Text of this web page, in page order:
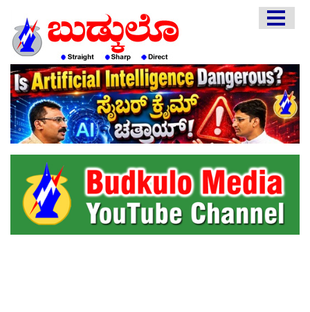
EDITORIAL
ENGLISH
KANNADA
INTERVIEWS
LITERATURE
ENTERTAINMENT
HEALTH